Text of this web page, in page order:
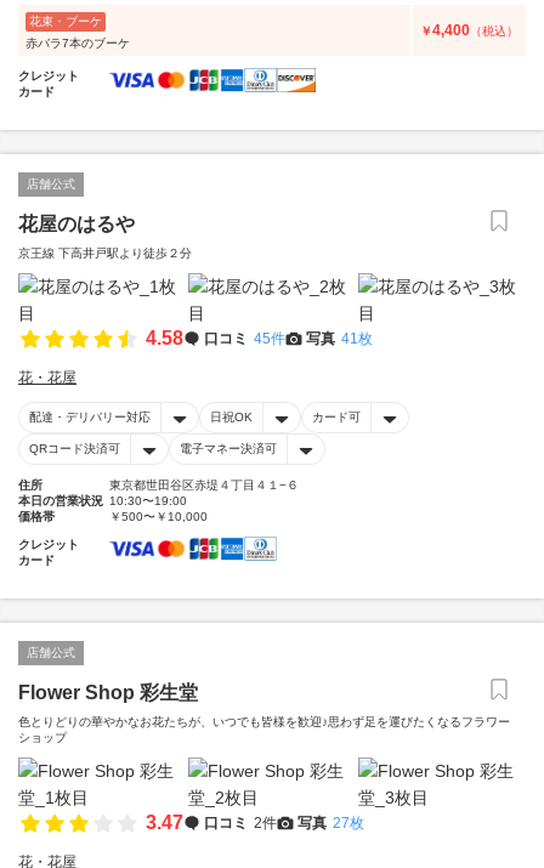
花束・ブーケ
赤バラ7本のブーケ
￥4,400 （税込）
クレジット
カード
店舗公式
花屋のはるや
京王線 下高井戸駅より徒歩２分
4.58 口コミ 45件 写真 41枚
花・花屋
配達・デリバリー対応 日祝OK カード可
QRコード決済可 電子マネー決済可
住所
東京都世田谷区赤堤４丁目４１−６
本日の営業状況 10:30〜19:00
価格帯
￥500〜￥10,000
クレジット
カード
店舗公式
Flower Shop 彩生堂
色とりどりの華やかなお花たちが、いつでも皆様を歓迎♪思わず足を運びたくなるフラワー
ショップ
3.47 口コミ 2件 写真 27枚
花・花屋